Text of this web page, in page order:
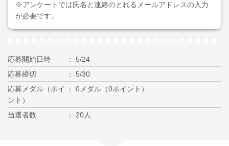
※アンケートでは氏名と連絡のとれるメールアドレスの入力
が必要です。
応募開始日時
5/24
応募締切
5/30
応募メダル（ポイ
ント）
0メダル（0ポイント）
当選者数 20人